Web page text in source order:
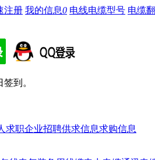
注册 我的信息0 电线电缆型号 电缆
到。
求职企业招聘供求信息求购信息